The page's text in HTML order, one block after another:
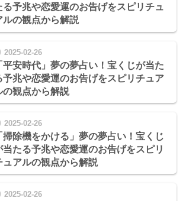
る予兆や恋愛運のお告げをスピリチュ
ルの観点から解説
2025-02-26
平安時代」夢の夢占い！宝くじが当た
予兆や恋愛運のお告げをスピリチュア
の観点から解説
2025-02-26
掃除機をかける」夢の夢占い！宝くじ
当たる予兆や恋愛運のお告げをスピリ
ュアルの観点から解説
2025-02-26